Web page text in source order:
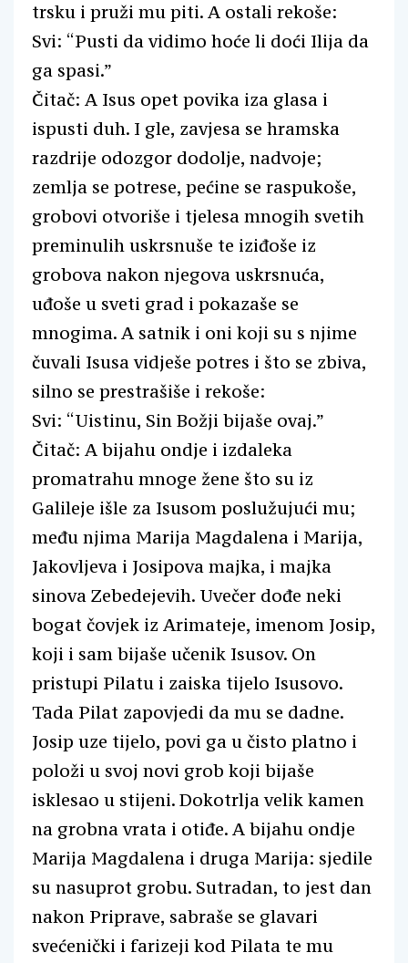
trsku i pruži mu piti. A ostali rekoše:
Svi: “Pusti da vidimo hoće li doći Ilija da
ga spasi.”
Čitač: A Isus opet povika iza glasa i
ispusti duh. I gle, zavjesa se hramska
razdrije odozgor dodolje, nadvoje;
zemlja se potrese, pećine se raspukoše,
grobovi otvoriše i tjelesa mnogih svetih
preminulih uskrsnuše te iziđoše iz
grobova nakon njegova uskrsnuća,
uđoše u sveti grad i pokazaše se
mnogima. A satnik i oni koji su s njime
čuvali Isusa vidješe potres i što se zbiva,
silno se prestrašiše i rekoše:
Svi: “Uistinu, Sin Božji bijaše ovaj.”
Čitač: A bijahu ondje i izdaleka
promatrahu mnoge žene što su iz
Galileje išle za Isusom poslužujući mu;
među njima Marija Magdalena i Marija,
Jakovljeva i Josipova majka, i majka
sinova Zebedejevih. Uvečer dođe neki
bogat čovjek iz Arimateje, imenom Josip,
koji i sam bijaše učenik Isusov. On
pristupi Pilatu i zaiska tijelo Isusovo.
Tada Pilat zapovjedi da mu se dadne.
Josip uze tijelo, povi ga u čisto platno i
položi u svoj novi grob koji bijaše
isklesao u stijeni. Dokotrlja velik kamen
na grobna vrata i otiđe. A bijahu ondje
Marija Magdalena i druga Marija: sjedile
su nasuprot grobu. Sutradan, to jest dan
nakon Priprave, sabraše se glavari
svećenički i farizeji kod Pilata te mu